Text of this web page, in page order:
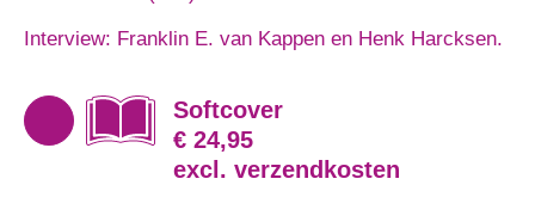
Interview: Franklin E. van Kappen en Henk Harcksen.
Softcover
€ 24,95
excl. verzendkosten